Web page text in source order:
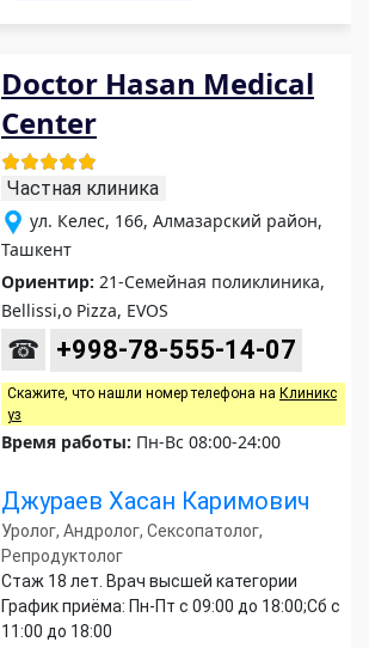
Doctor Hasan Medical
Center
Частная клиника
ул. Келес, 166, Алмазарский район,
Ташкент
Ориентир: 21-Семейная поликлиника,
Bellissi,o Pizza, EVOS
☎ +998-78-555-14-07
Скажите, что нашли номер телефона на Клиникс
уз
Время работы: Пн-Вс 08:00-24:00
Джураев Хасан Каримович
Уролог, Андролог, Сексопатолог,
Репродуктолог
Стаж 18 лет. Врач высшей категории
График приёма: Пн-Пт с 09:00 до 18:00;Сб с
11:00 до 18:00